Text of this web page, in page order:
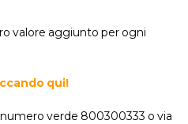
valore aggiunto per ogni
qui!
verde 800300333 o via